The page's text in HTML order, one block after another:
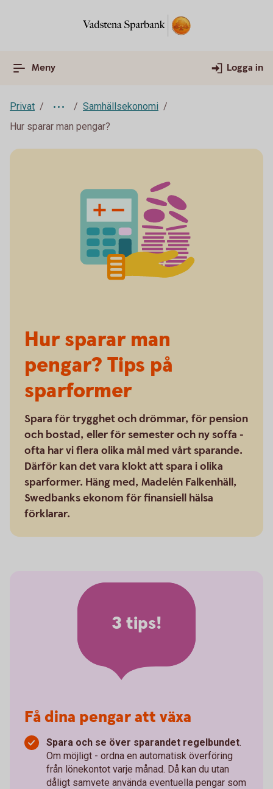
Meny Logga in
Privat
Samhällsekonomi
Hur sparar man pengar?
Hur sparar man
pengar? Tips på
sparformer
Spara för trygghet och drömmar, för pension
och bostad, eller för semester och ny soffa -
ofta har vi flera olika mål med vårt sparande.
Därför kan det vara klokt att spara i olika
sparformer. Häng med, Madelén Falkenhäll,
Swedbanks ekonom för finansiell hälsa
förklarar.
3 tips!
Få dina pengar att växa
Spara och se över sparandet regelbundet.
Om möjligt - ordna en automatisk överföring
från lönekontot varje månad. Då kan du utan
dåligt samvete använda eventuella pengar som